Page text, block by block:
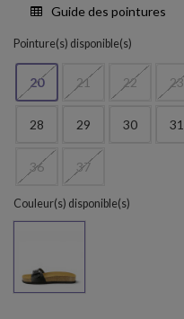
(1 avis)
Guide des pointures
Pointure(s) disponible(s)
20 21 22 23
28 29 30 31
36 37
Couleur(s) disponible(s)